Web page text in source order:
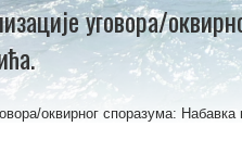
уговора/
оквирног споразума: